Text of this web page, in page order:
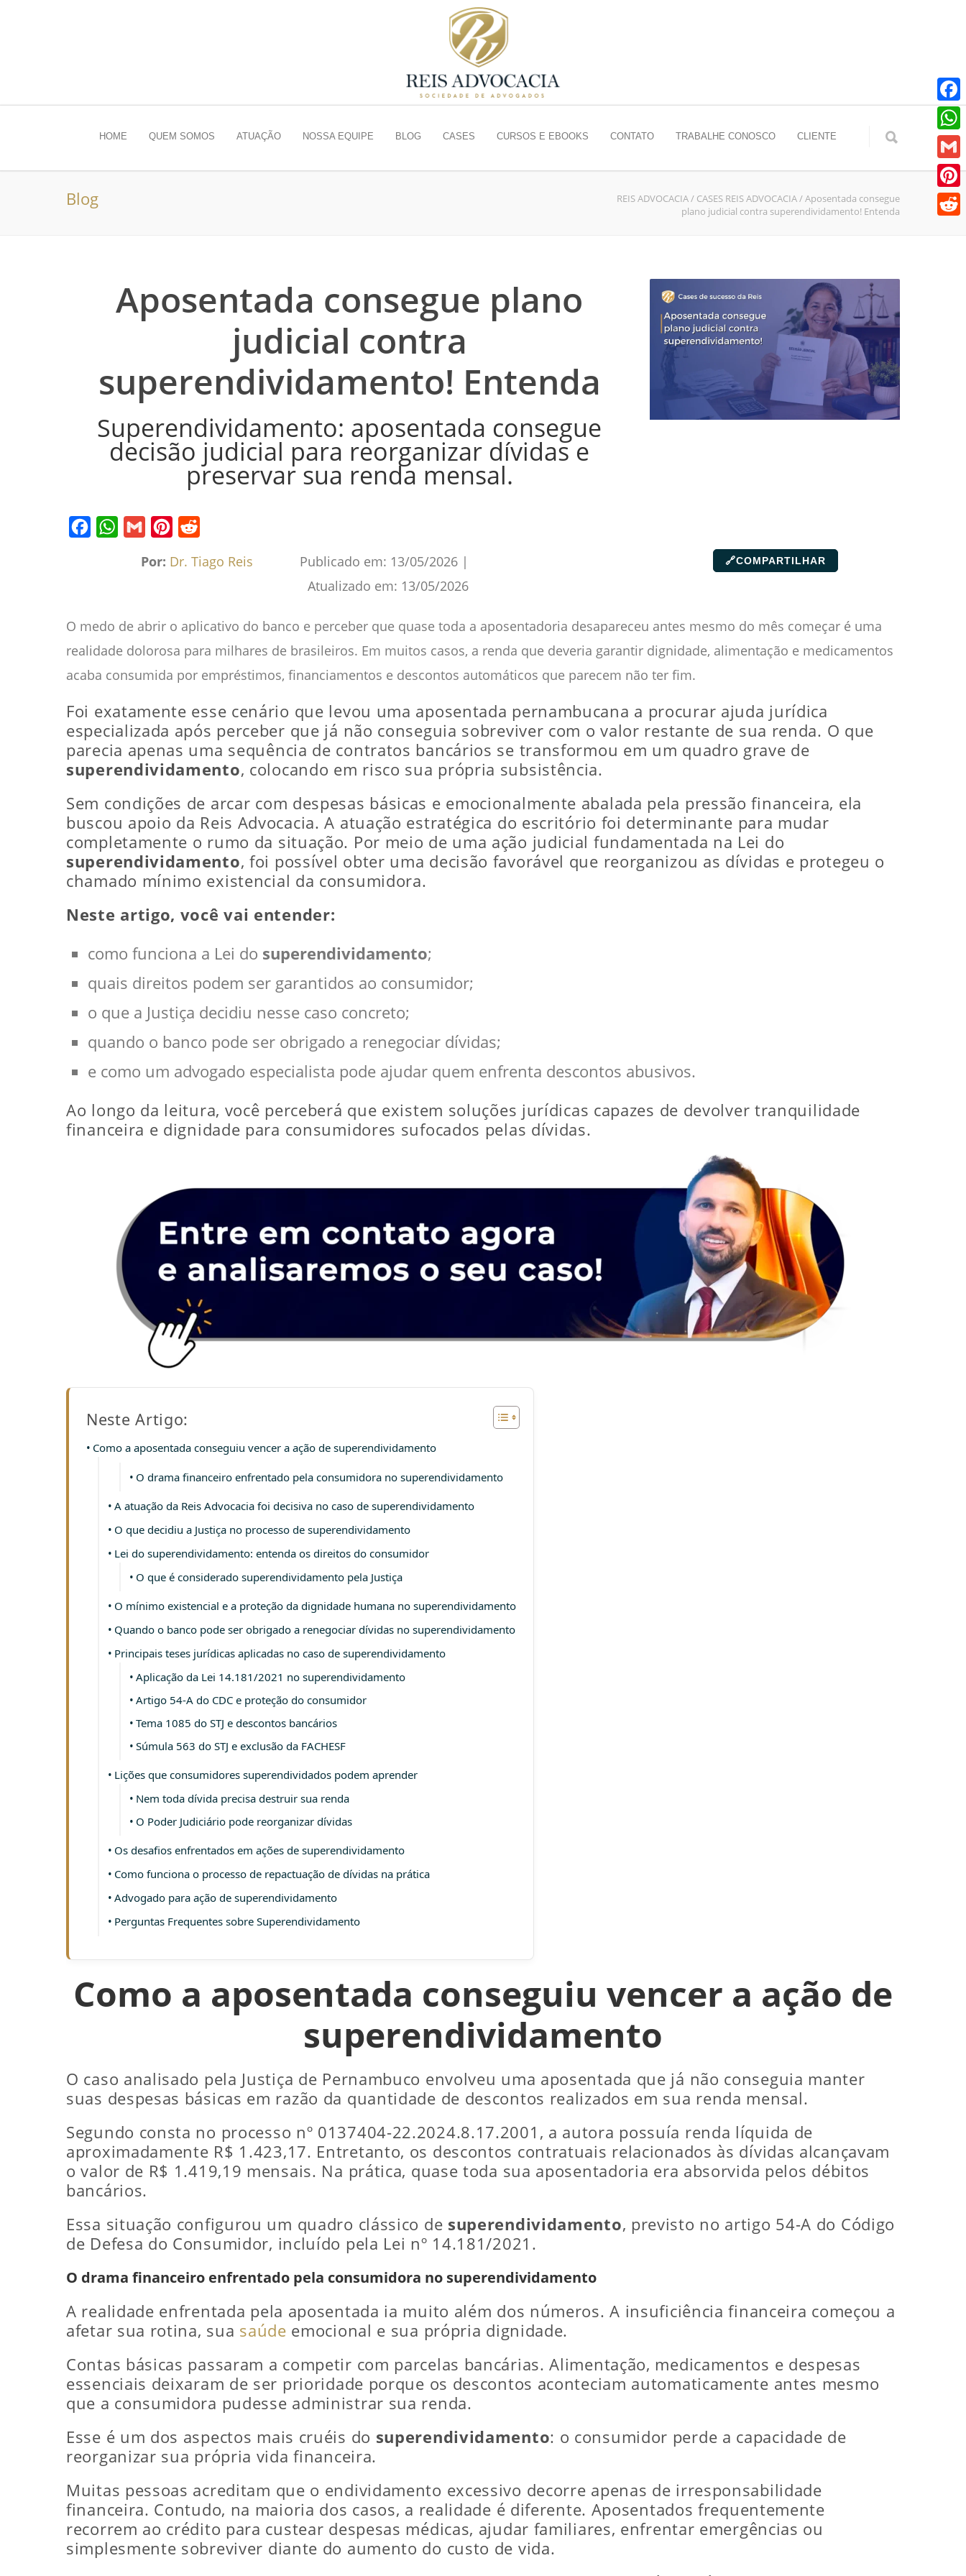
HOME QUEM SOMOS ATUAÇÃO NOSSA EQUIPE BLOG CASES CURSOS E EBOOKS CONTATO TRABALHE CONOSCO CLIENTE
Blog REIS ADVOCACIA/ CASES REIS ADVOCACIA/Aposentada consegue
plano judicial contra superendividamento! Entenda
Aposentada consegue plano
judicial contra
superendividamento! Entenda
Superendividamento: aposentada consegue
decisão judicial para reorganizar dívidas e
preservar sua renda mensal.
Por: Dr. Tiago Reis Publicado em: 13/05/2026 |
Atualizado em: 13/05/2026
🔗COMPARTILHAR
O medo de abrir o aplicativo do banco e perceber que quase toda a aposentadoria desapareceu antes mesmo do mês começar é uma
realidade dolorosa para milhares de brasileiros. Em muitos casos, a renda que deveria garantir dignidade, alimentação e medicamentos
acaba consumida por empréstimos, financiamentos e descontos automáticos que parecem não ter fim.
Foi exatamente esse cenário que levou uma aposentada pernambucana a procurar ajuda jurídica
especializada após perceber que já não conseguia sobreviver com o valor restante de sua renda. O que
parecia apenas uma sequência de contratos bancários se transformou em um quadro grave de
superendividamento, colocando em risco sua própria subsistência.
Sem condições de arcar com despesas básicas e emocionalmente abalada pela pressão financeira, ela
buscou apoio da Reis Advocacia. A atuação estratégica do escritório foi determinante para mudar
completamente o rumo da situação. Por meio de uma ação judicial fundamentada na Lei do
superendividamento, foi possível obter uma decisão favorável que reorganizou as dívidas e protegeu o
chamado mínimo existencial da consumidora.
Neste artigo, você vai entender:
como funciona a Lei do superendividamento;
quais direitos podem ser garantidos ao consumidor;
o que a Justiça decidiu nesse caso concreto;
quando o banco pode ser obrigado a renegociar dívidas;
e como um advogado especialista pode ajudar quem enfrenta descontos abusivos.
Ao longo da leitura, você perceberá que existem soluções jurídicas capazes de devolver tranquilidade
financeira e dignidade para consumidores sufocados pelas dívidas.
Neste Artigo:
Como a aposentada conseguiu vencer a ação de superendividamento
O drama financeiro enfrentado pela consumidora no superendividamento
A atuação da Reis Advocacia foi decisiva no caso de superendividamento
O que decidiu a Justiça no processo de superendividamento
Lei do superendividamento: entenda os direitos do consumidor
O que é considerado superendividamento pela Justiça
O mínimo existencial e a proteção da dignidade humana no superendividamento
Quando o banco pode ser obrigado a renegociar dívidas no superendividamento
Principais teses jurídicas aplicadas no caso de superendividamento
Aplicação da Lei 14.181/2021 no superendividamento
Artigo 54-A do CDC e proteção do consumidor
Tema 1085 do STJ e descontos bancários
Súmula 563 do STJ e exclusão da FACHESF
Lições que consumidores superendividados podem aprender
Nem toda dívida precisa destruir sua renda
O Poder Judiciário pode reorganizar dívidas
Os desafios enfrentados em ações de superendividamento
Como funciona o processo de repactuação de dívidas na prática
Advogado para ação de superendividamento
Perguntas Frequentes sobre Superendividamento
Como a aposentada conseguiu vencer a ação de
superendividamento
O caso analisado pela Justiça de Pernambuco envolveu uma aposentada que já não conseguia manter
suas despesas básicas em razão da quantidade de descontos realizados em sua renda mensal.
Segundo consta no processo nº 0137404-22.2024.8.17.2001, a autora possuía renda líquida de
aproximadamente R$ 1.423,17. Entretanto, os descontos contratuais relacionados às dívidas alcançavam
o valor de R$ 1.419,19 mensais. Na prática, quase toda sua aposentadoria era absorvida pelos débitos
bancários.
Essa situação configurou um quadro clássico de superendividamento, previsto no artigo 54-A do Código
de Defesa do Consumidor, incluído pela Lei nº 14.181/2021.
O drama financeiro enfrentado pela consumidora no superendividamento
A realidade enfrentada pela aposentada ia muito além dos números. A insuficiência financeira começou a
afetar sua rotina, sua saúde emocional e sua própria dignidade.
Contas básicas passaram a competir com parcelas bancárias. Alimentação, medicamentos e despesas
essenciais deixaram de ser prioridade porque os descontos aconteciam automaticamente antes mesmo
que a consumidora pudesse administrar sua renda.
Esse é um dos aspectos mais cruéis do superendividamento: o consumidor perde a capacidade de
reorganizar sua própria vida financeira.
Muitas pessoas acreditam que o endividamento excessivo decorre apenas de irresponsabilidade
financeira. Contudo, na maioria dos casos, a realidade é diferente. Aposentados frequentemente
recorrem ao crédito para custear despesas médicas, ajudar familiares, enfrentar emergências ou
simplesmente sobreviver diante do aumento do custo de vida.
Gmail